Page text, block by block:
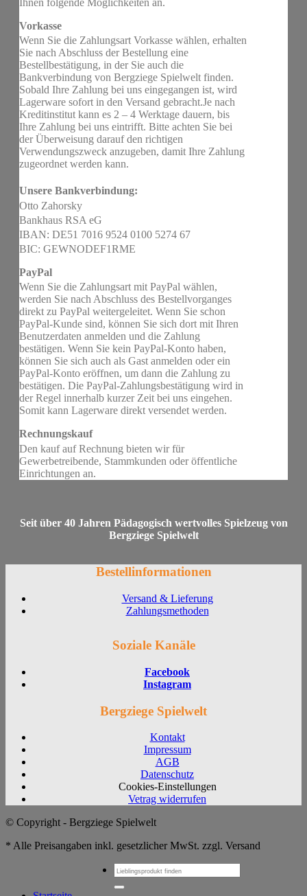
Ihnen folgende Möglichkeiten an.
Vorkasse
Wenn Sie die Zahlungsart Vorkasse wählen, erhalten
Sie nach Abschluss der Bestellung eine
Bestellbestätigung, in der Sie auch die
Bankverbindung von Bergziege Spielwelt finden.
Sobald Ihre Zahlung bei uns eingegangen ist, wird
Lagerware sofort in den Versand gebracht.Je nach
Kreditinstitut kann es 2 – 4 Werktage dauern, bis
Ihre Zahlung bei uns eintrifft. Bitte achten Sie bei
der Überweisung darauf den richtigen
Verwendungszweck anzugeben, damit Ihre Zahlung
zugeordnet werden kann.
Unsere Bankverbindung:
Otto Zahorsky
Bankhaus RSA eG
IBAN: DE51 7016 9524 0100 5274 67
BIC: GEWNODEF1RME
PayPal
Wenn Sie die Zahlungsart mit PayPal wählen,
werden Sie nach Abschluss des Bestellvorganges
direkt zu PayPal weitergeleitet. Wenn Sie schon
PayPal-Kunde sind, können Sie sich dort mit Ihren
Benutzerdaten anmelden und die Zahlung
bestätigen. Wenn Sie kein PayPal-Konto haben,
können Sie sich auch als Gast anmelden oder ein
PayPal-Konto eröffnen, um dann die Zahlung zu
bestätigen. Die PayPal-Zahlungsbestätigung wird in
der Regel innerhalb kurzer Zeit bei uns eingehen.
Somit kann Lagerware direkt versendet werden.
Rechnungskauf
Den kauf auf Rechnung bieten wir für
Gewerbetreibende, Stammkunden oder öffentliche
Einrichtungen an.
Seit über 40 Jahren Pädagogisch wertvolles Spielzeug von
Bergziege Spielwelt
Bestellinformationen
Versand & Lieferung
Zahlungsmethoden
Soziale Kanäle
Facebook
Instagram
Bergziege Spielwelt
Kontakt
Impressum
AGB
Datenschutz
Cookies-Einstellungen
Vetrag widerrufen
© Copyright - Bergziege Spielwelt
* Alle Preisangaben inkl. gesetzlicher MwSt. zzgl. Versand
Suchen
nach: